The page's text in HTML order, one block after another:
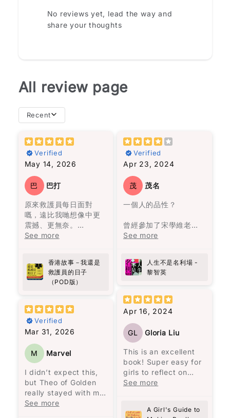
Star rating
Email
Write 50 more characters and upload 1 more
photos review for
10%OFF discount
Add files
No reviews yet, lead the way and
share your thoughts
All review page
Recent
Verified
May 14, 2026
巴 巴打
原來救護員每日面對
嘅，遠比我哋想像中更
震撼、更無奈。
作者用真實經歷寫出香
命同人性。
向救護員致敬!
See more
香港故事－我還是
救護員的日子
（POD版）
Verified
Mar 31, 2026
M Marvel
I didn’t expect this,
but Theo of Golden
really stayed with me.
There’s something
See more
resilience in the face
of adversity. If you're
looking for a
compelling read that
will leave you
inspired, "Selma" is
definitely worth
中的經歷中得出的結論
是，不必太在意這些關
係，看他們的經歷就足
夠了。
故事圍繞著一個在沼澤
旁的村莊——馬孔多的
奧雷里亞諾帶領一群人
來到此地，決定在這裡
一開始我不太適應這種
說書人的敍述方式。但
被流暢無阻的敍述方式
所吸引，人物視角轉換
快的閱讀體驗，讓我完
全沉浸在馬孔多興衰與
奧雷里亞諾一家的經歷
之中。
馬奎斯的敍述風格給我
個寂靜的夜晚，依著一
Verified
Apr 23, 2024
茂 茂名
一個人的品性？
曾經參加了宋學維老師
的線上課程，聽到他對
決定找來《人生不是名
利場》一書閱讀。這本
分為兩部分，第一部分
是32篇關於人生感悟的
文章，第二部分是26篇
時事評論。這本書沒有
傳統的序言或導讀，讓
讀者可以與作者對話，
重新認識黎智英。
黎智英將自己七歲時的
經歷與兒子的相比，認
人生哲理只是老生常談
See more
人生不是名利場 -
黎智英
Apr 16, 2024
GL Gloria Liu
This is an excellent
book! Super easy for
girls to reflect on
what they are, who
Elizabeth George is
See more
A Girl's Guide to